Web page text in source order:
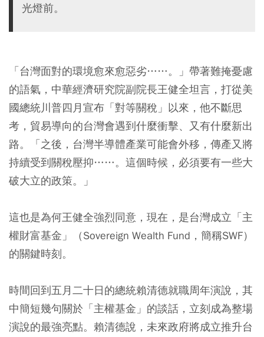
光燈前。
「台灣面對的環境愈來愈惡劣……。」帶著難掩憂慮
的語氣，中華經濟研究院副院長王健全坦言，打從美
國總統川普四月宣布「對等關稅」以來，他不斷思
考，貿易導向的台灣會遇到什麼衝擊、又有什麼新出
路。「之後，台灣半導體產業可能會外移，傳產又將
持續受到關稅壓抑……。這個時候，必須要有一些大
破大立的政策。」
這也是為何王健全強烈同意，現在，是台灣成立「主
權財富基金」（Sovereign Wealth Fund，簡稱SWF）
的關鍵時刻。
時間回到五月二十日的總統賴清德就職周年演說，其
中簡短幾句關於「主權基金」的談話，立刻成為整場
演說的最強亮點。賴清德說，未來政府將成立推升台